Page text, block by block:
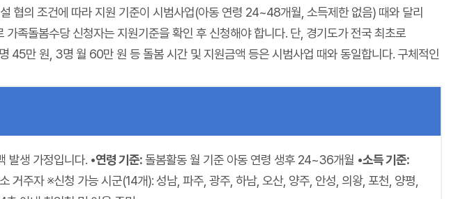
협의 조건에 따라 지원 기준이 시범사업(아동 연령 24~48개월, 소득제한 없음) 때와 달리
족돌봄수당 신청자는 지원기준을 확인 후 신청해야 합니다. 단, 경기도가 전국 최초로
45만 원, 3명 월 60만 원 등 돌봄 시간 및 지원금액 등은 시범사업 때와 동일합니다. 구체적인
발생 가정입니다. •연령 기준:돌봄활동 월 기준 아동 연령 생후 24~36개월 •소득 기준:
거주자 ※신청 가능 시군(14개): 성남, 파주, 광주, 하남, 오산, 양주, 안성, 의왕, 포천, 양평,